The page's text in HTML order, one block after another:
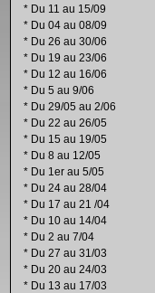
* Du 11 au 15/09
* Du 04 au 08/09
* Du 26 au 30/06
* Du 19 au 23/06
* Du 12 au 16/06
* Du 5 au 9/06
* Du 29/05 au 2/06
* Du 22 au 26/05
* Du 15 au 19/05
* Du 8 au 12/05
* Du 1er au 5/05
* Du 24 au 28/04
* Du 17 au 21 /04
* Du 10 au 14/04
* Du 2 au 7/04
* Du 27 au 31/03
* Du 20 au 24/03
* Du 13 au 17/03